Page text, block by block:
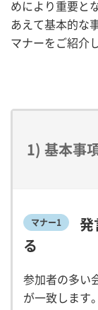
めにより重要と
あえて基本的な
マナーをご紹介
1) 基本事
マナー1
発
る
参加者の多い
が一致します。